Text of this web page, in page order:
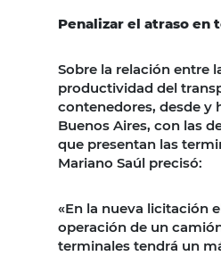
Penalizar el atraso en
Sobre la relación entre
productividad del
contenedores, desde y
Buenos Aires, con las
que presentan las
Mariano Saúl precisó:
«En la nueva licitación
operación de un
terminales tendrá un